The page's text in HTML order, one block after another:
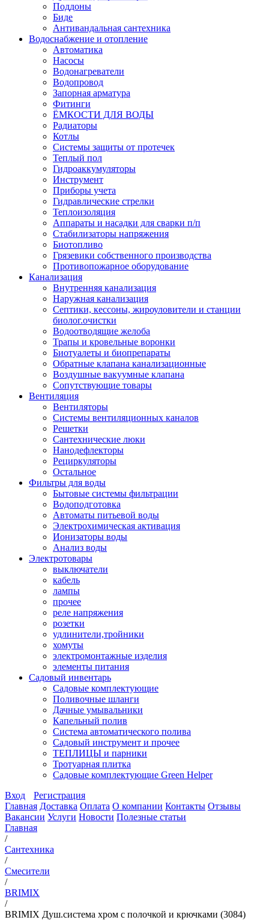
Поддоны
Биде
Антивандальная сантехника
Водоснабжение и отопление
Автоматика
Насосы
Водонагреватели
Водопровод
Запорная арматура
Фитинги
ЁМКОСТИ ДЛЯ ВОДЫ
Радиаторы
Котлы
Системы защиты от протечек
Теплый пол
Гидроаккумуляторы
Инструмент
Приборы учета
Гидравлические стрелки
Теплоизоляция
Аппараты и насадки для сварки п/п
Стабилизаторы напряжения
Биотопливо
Грязевики собственного производства
Противопожарное оборудование
Канализация
Внутренняя канализация
Наружная канализация
Септики, кессоны, жироуловители и станции
биолог.очистки
Водоотводящие желоба
Трапы и кровельные воронки
Биотуалеты и биопрепараты
Обратные клапана канализационные
Воздушные вакуумные клапана
Сопутствующие товары
Вентиляция
Вентиляторы
Системы вентиляционных каналов
Решетки
Сантехнические люки
Нанодефлекторы
Рециркуляторы
Остальное
Фильтры для воды
Бытовые системы фильтрации
Водоподготовка
Автоматы питьевой воды
Электрохимическая активация
Ионизаторы воды
Анализ воды
Электротовары
выключатели
кабель
лампы
прочее
реле напряжения
розетки
удлинители,тройники
хомуты
электромонтажные изделия
элементы питания
Садовый инвентарь
Садовые комплектующие
Поливочные шланги
Дачные умывальники
Капельный полив
Система автоматического полива
Садовый инструмент и прочее
ТЕПЛИЦЫ и парники
Тротуарная плитка
Садовые комплектующие Green Helper
Вход
Регистрация
Главная Доставка Оплата О компании Контакты Отзывы
Вакансии Услуги Новости Полезные статьи
Главная
/
Сантехника
/
Смесители
/
BRIMIX
/
BRIMIX Душ.система хром с полочкой и крючками (3084)